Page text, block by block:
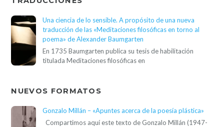
Una ciencia de lo sensible. A propósito de una nueva
traducción de las «Meditaciones filosóficas en torno al
poema» de Alexander Baumgarten
En 1735 Baumgarten publica su tesis de habilitación
titulada Meditaciones filosóficas en
NUEVOS FORMATOS
Gonzalo Millán – «Apuntes acerca de la poesía plástica»
Compartimos aquí este texto de Gonzalo Millán (1947-